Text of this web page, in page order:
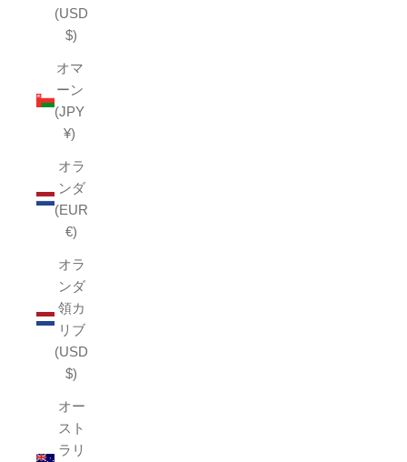
(USD
$)
オマ
ーン
(JPY
¥)
オラ
ンダ
(EUR
€)
オラ
ンダ
領カ
リブ
(USD
$)
オー
スト
ラリ